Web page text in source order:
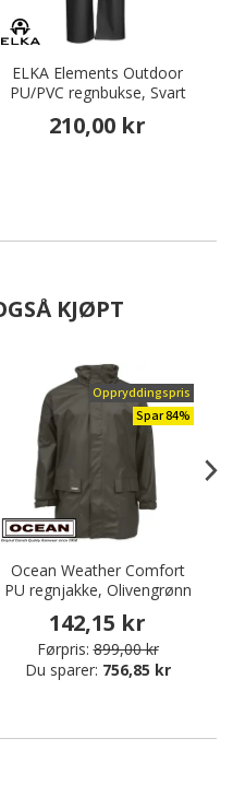
ELKA Elements Outdoor
PU/PVC regnbukse, Svart
210,00 kr
KJØPT
Oppryddingspris
Spar 84%
Ocean Weather Comfort
PU regnjakke, Olivengrønn
142,15 kr
Førpris: 899,00 kr
Du sparer: 756,85 kr